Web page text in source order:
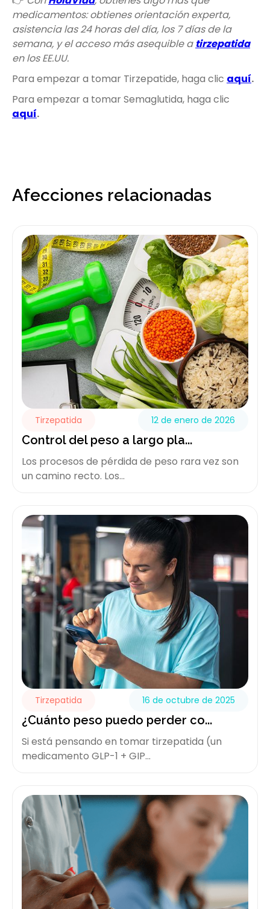
medicamentos: obtienes orientación experta,
asistencia las 24 horas del día, los 7 días de la
semana, y el acceso más asequible a tirzepatida
en los EE.UU.
Para empezar a tomar Tirzepatide, haga clic aquí.
Para empezar a tomar Semaglutida, haga clic
aquí.
Afecciones relacionadas
Tirzepatida 12 de enero de 2026
Control del peso a largo pla...
Los procesos de pérdida de peso rara vez son
un camino recto. Los...
Tirzepatida 16 de octubre de 2025
¿Cuánto peso puedo perder co...
Si está pensando en tomar tirzepatida (un
medicamento GLP-1 + GIP...